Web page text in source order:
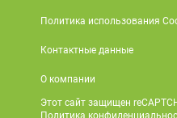
Политика использования
Контактные данные
О компании
Этот сайт защищен
Политика